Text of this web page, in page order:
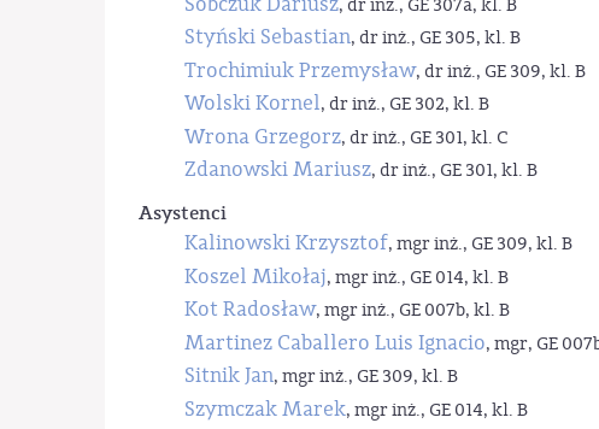
, dr inż., GE 307a, kl. B
Styński Sebastian, dr inż., GE 305, kl. B
Trochimiuk Przemysław, dr inż., GE 309, kl. B
Wolski Kornel, dr inż., GE 302, kl. B
Wrona Grzegorz, dr inż., GE 301, kl. C
Zdanowski Mariusz, dr inż., GE 301, kl. B
Asystenci
Kalinowski Krzysztof, mgr inż., GE 309, kl. B
Koszel Mikołaj, mgr inż., GE 014, kl. B
Kot Radosław, mgr inż., GE 007b, kl. B
Martinez Caballero Luis Ignacio, mgr, GE
Sitnik Jan, mgr inż., GE 309, kl. B
Szymczak Marek, mgr inż., GE 014, kl. B